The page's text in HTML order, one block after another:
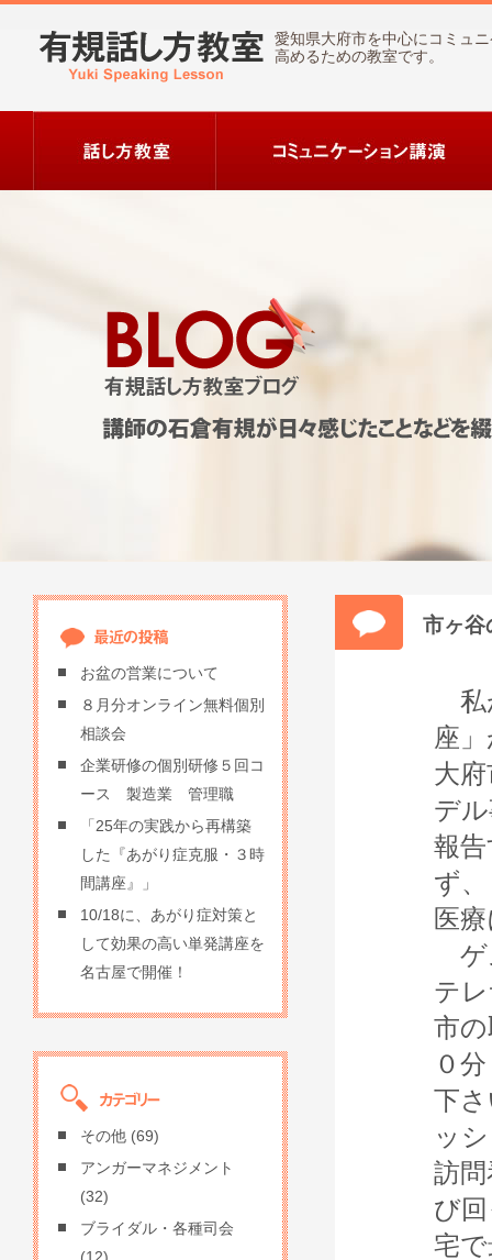
愛知県大府市を中心にコミュ
高めるための教室です。
市ヶ谷
私
座
大
デ
報
ず
医
ゲ
テ
市
０
下
ッ
訪
び
宅
お盆の営業について
８月分オンライン無料個別
相談会
企業研修の個別研修５回コ
ース 製造業 管理職
「25年の実践から再構築
した『あがり症克服・３時
間講座』」
10/18に、あがり症対策と
して効果の高い単発講座を
名古屋で開催！
その他 (69)
アンガーマネジメント
(32)
ブライダル・各種司会